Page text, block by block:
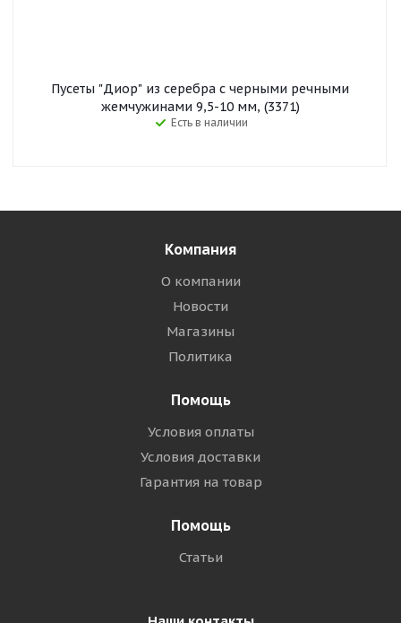
Пусеты "Диор" из серебра с черными речными
жемчужинами 9,5-10 мм, (3371)
Есть в наличии
Компания
О компании
Новости
Магазины
Политика
Помощь
Условия оплаты
Условия доставки
Гарантия на товар
Помощь
Статьи